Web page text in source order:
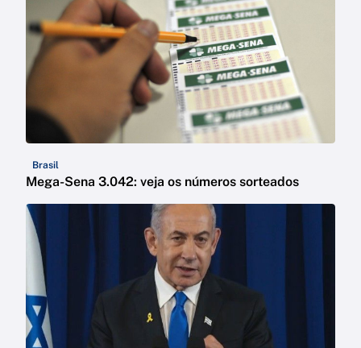
Brasil
Mega-Sena 3.042: veja os números sorteados